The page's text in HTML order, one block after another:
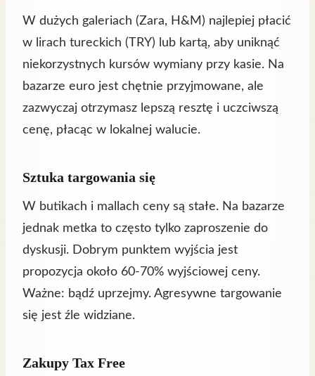
W dużych galeriach (Zara, H&M) najlepiej płacić
w lirach tureckich (TRY) lub kartą, aby uniknąć
niekorzystnych kursów wymiany przy kasie. Na
bazarze euro jest chętnie przyjmowane, ale
zazwyczaj otrzymasz lepszą resztę i uczciwszą
cenę, płacąc w lokalnej walucie.
Sztuka targowania się
W butikach i mallach ceny są stałe. Na bazarze
jednak metka to często tylko zaproszenie do
dyskusji. Dobrym punktem wyjścia jest
propozycja około 60-70% wyjściowej ceny.
Ważne: bądź uprzejmy. Agresywne targowanie
się jest źle widziane.
Zakupy Tax Free